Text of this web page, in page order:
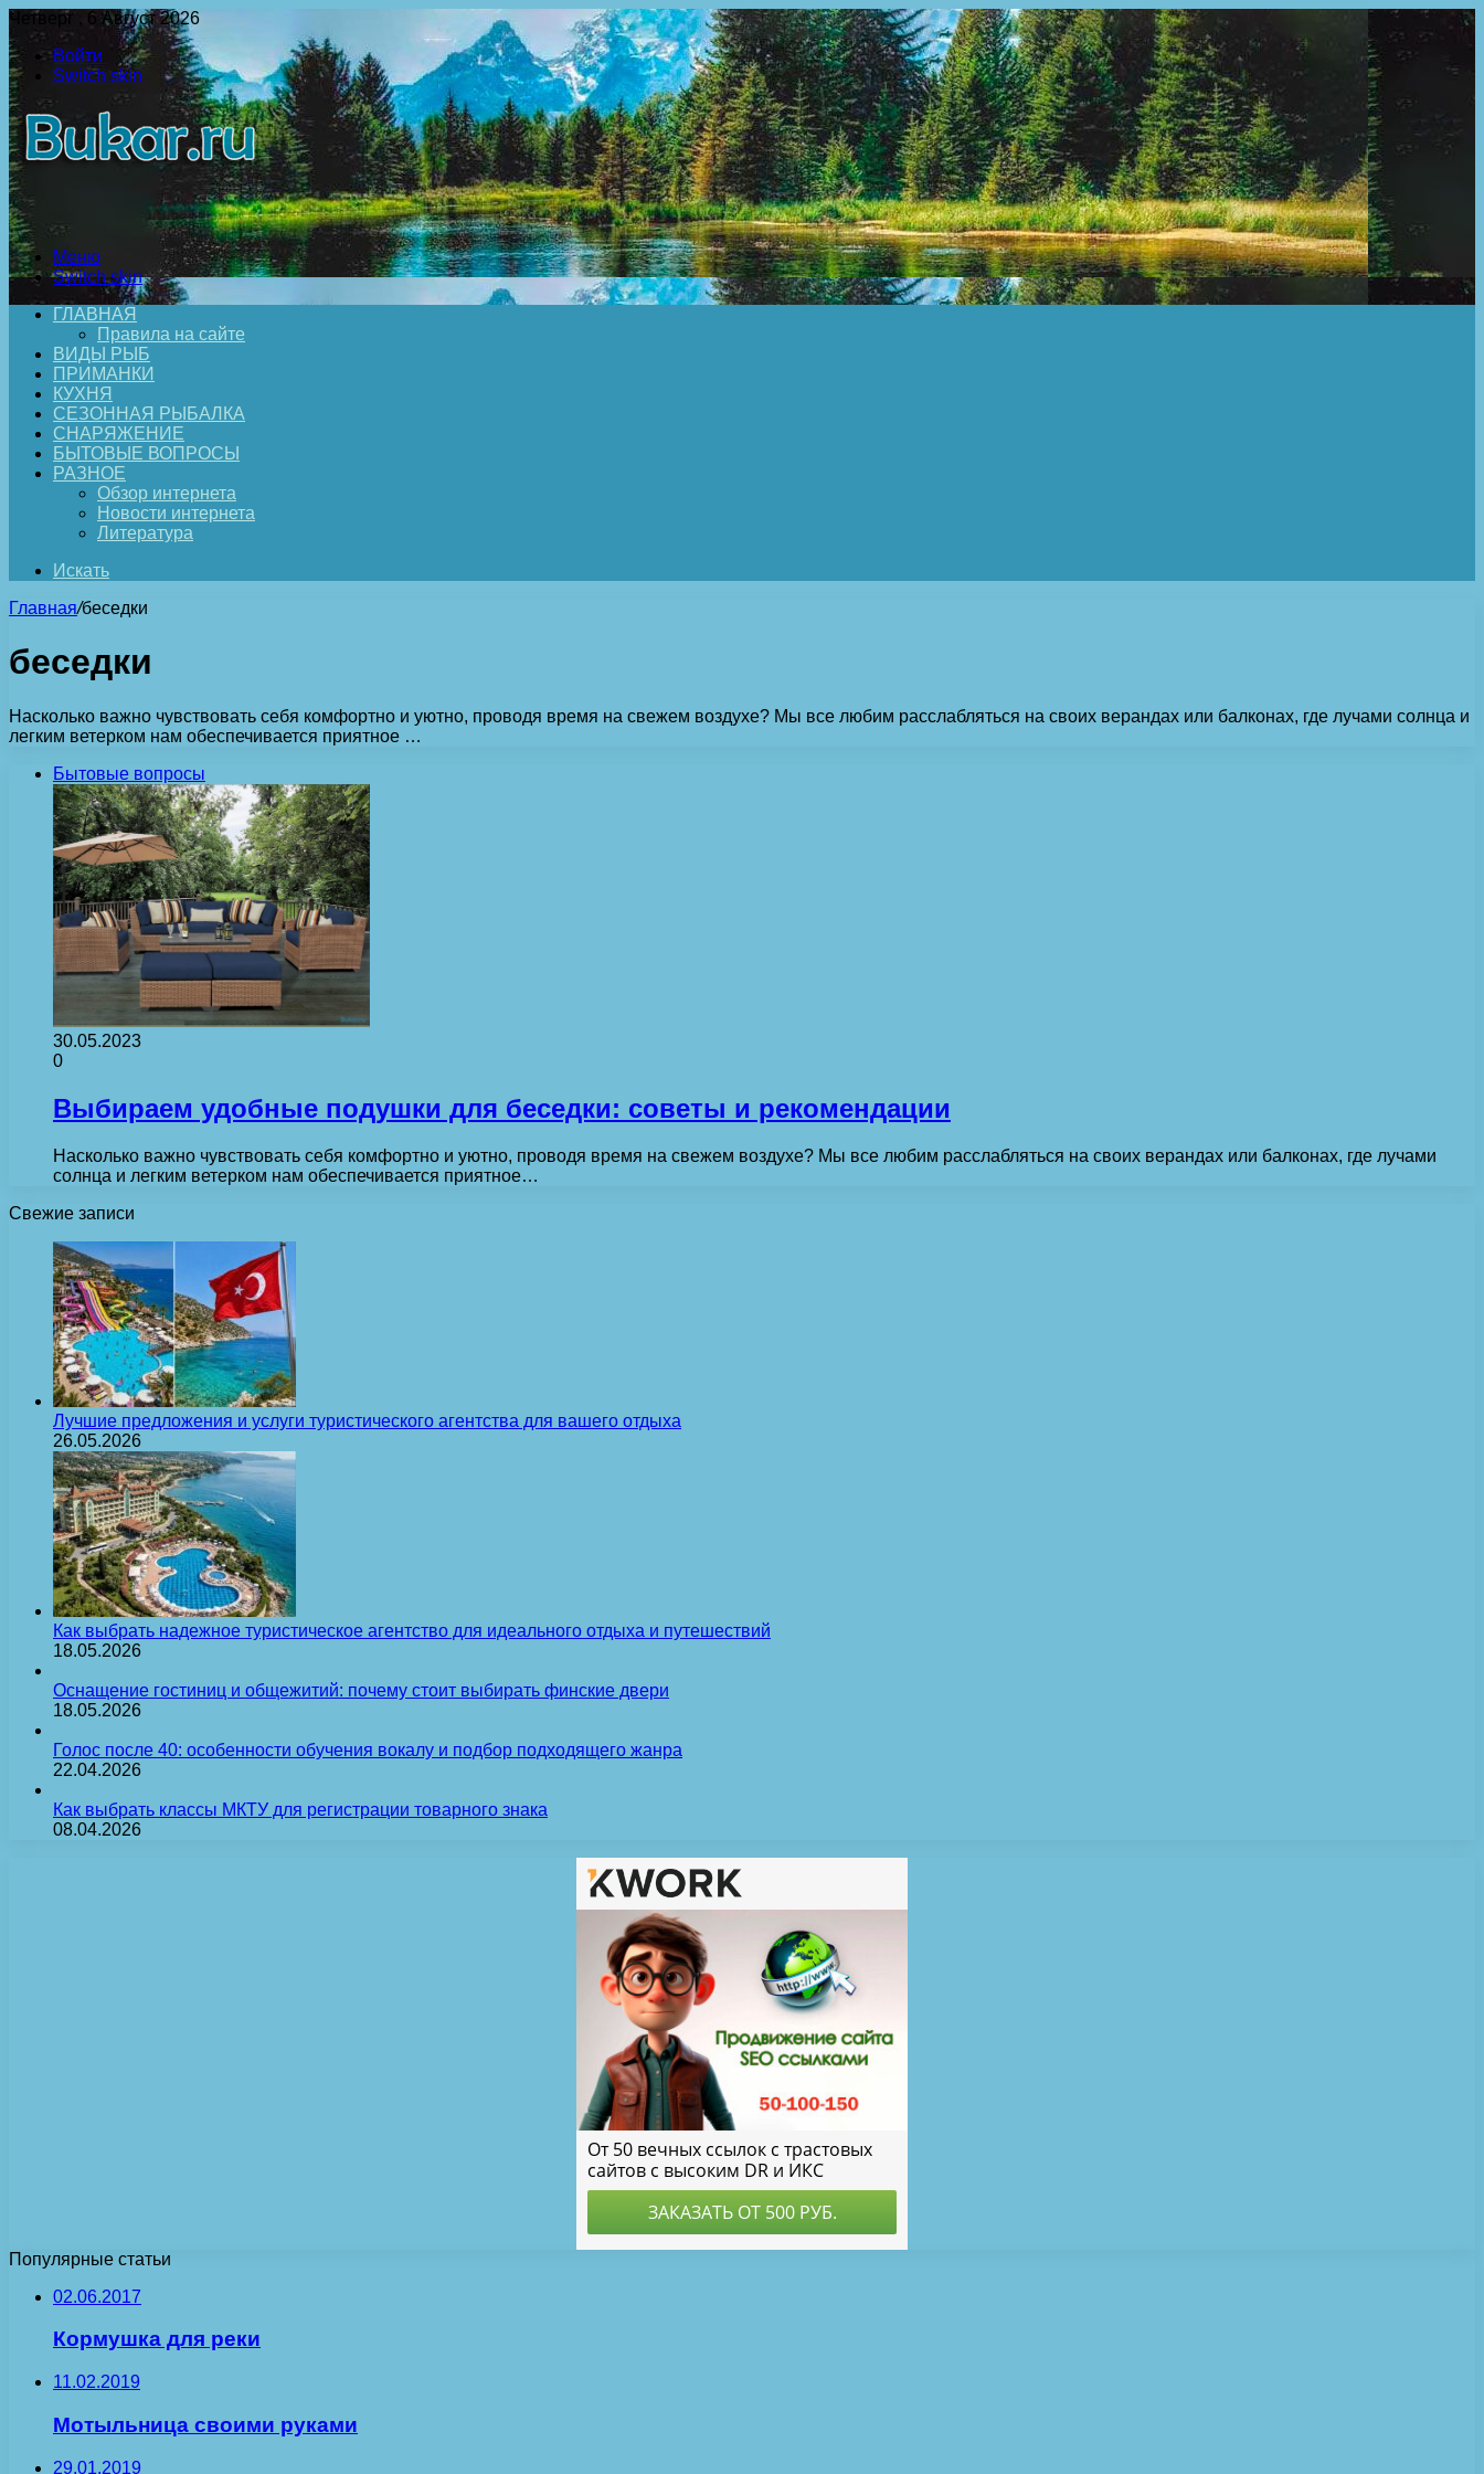
Четверг , 6 Август 2026
Войти
Switch skin
Меню
Switch skin
ГЛАВНАЯ
Правила на сайте
ВИДЫ РЫБ
ПРИМАНКИ
КУХНЯ
СЕЗОННАЯ РЫБАЛКА
СНАРЯЖЕНИЕ
БЫТОВЫЕ ВОПРОСЫ
РАЗНОЕ
Обзор интернета
Новости интернета
Литература
Искать
Главная/беседки
беседки
Насколько важно чувствовать себя комфортно и уютно, проводя время на свежем воздухе? Мы все любим расслабляться на своих верандах или балконах, где лучами солнца и
легким ветерком нам обеспечивается приятное …
Бытовые вопросы
30.05.2023
0
Выбираем удобные подушки для беседки: советы и рекомендации
Насколько важно чувствовать себя комфортно и уютно, проводя время на свежем воздухе? Мы все любим расслабляться на своих верандах или балконах, где лучами
солнца и легким ветерком нам обеспечивается приятное…
Свежие записи
Лучшие предложения и услуги туристического агентства для вашего отдыха
26.05.2026
Как выбрать надежное туристическое агентство для идеального отдыха и путешествий
18.05.2026
Оснащение гостиниц и общежитий: почему стоит выбирать финские двери
18.05.2026
Голос после 40: особенности обучения вокалу и подбор подходящего жанра
22.04.2026
Как выбрать классы МКТУ для регистрации товарного знака
08.04.2026
Популярные статьи
02.06.2017
Кормушка для реки
11.02.2019
Мотыльница своими руками
29.01.2019